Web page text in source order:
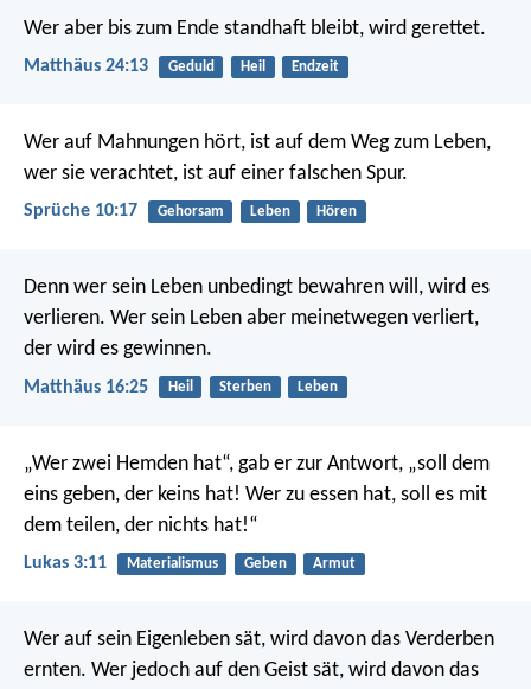
Wer aber bis zum Ende standhaft bleibt, wird gerettet.
Matthäus 24:13 Geduld Heil Endzeit
Wer auf Mahnungen hört, ist auf dem Weg zum Leben,
wer sie verachtet, ist auf einer falschen Spur.
Sprüche 10:17 Gehorsam Leben Hören
Denn wer sein Leben unbedingt bewahren will, wird es
verlieren. Wer sein Leben aber meinetwegen verliert,
der wird es gewinnen.
Matthäus 16:25 Heil Sterben Leben
„Wer zwei Hemden hat“, gab er zur Antwort, „soll dem
eins geben, der keins hat! Wer zu essen hat, soll es mit
dem teilen, der nichts hat!“
Lukas 3:11 Materialismus Geben Armut
Wer auf sein Eigenleben sät, wird davon das Verderben
ernten. Wer jedoch auf den Geist sät, wird davon das